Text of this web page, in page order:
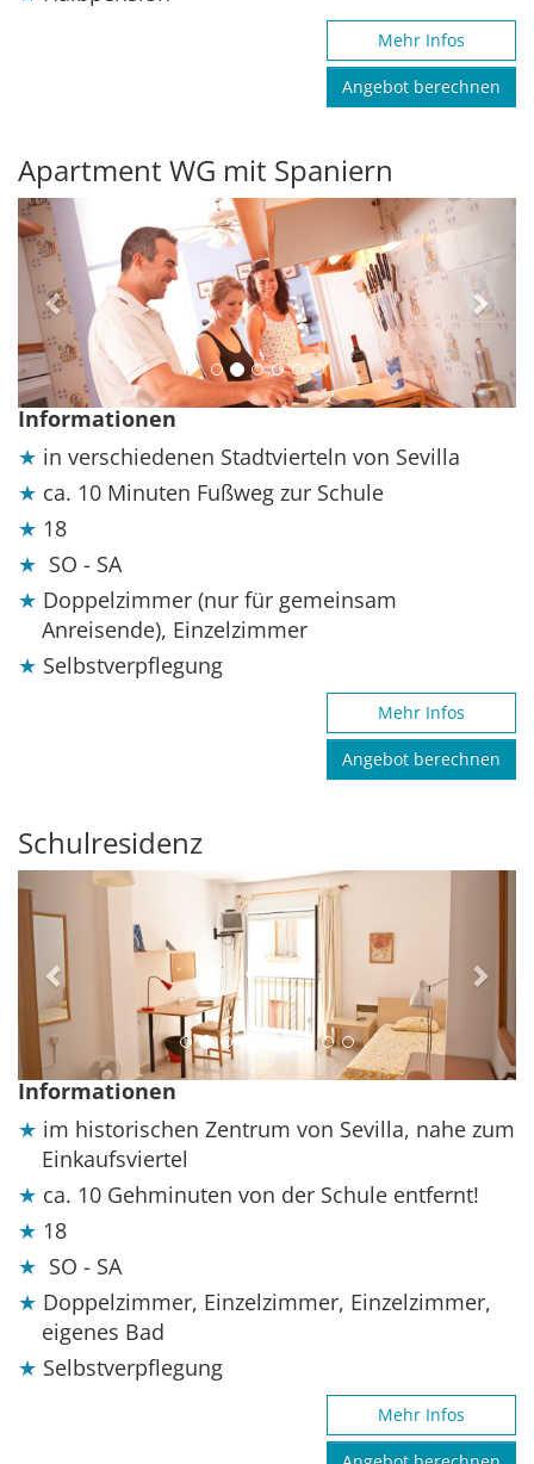
Mehr Infos
Angebot berechnen
Apartment WG mit Spaniern
Previous Next
Informationen
in verschiedenen Stadtvierteln von Sevilla
ca. 10 Minuten Fußweg zur Schule
18
SO - SA
Doppelzimmer (nur für gemeinsam
Anreisende), Einzelzimmer
Selbstverpflegung
Mehr Infos
Angebot berechnen
Schulresidenz
Previous
Informationen
im historischen Zentrum von Sevilla, nahe zum
Einkaufsviertel
ca. 10 Gehminuten von der Schule entfernt!
18
SO - SA
Doppelzimmer, Einzelzimmer, Einzelzimmer,
eigenes Bad
Selbstverpflegung
Mehr Infos